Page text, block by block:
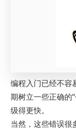
编程入门已经不容
期树立一些正确的
级得更快。
当然，这些错误很